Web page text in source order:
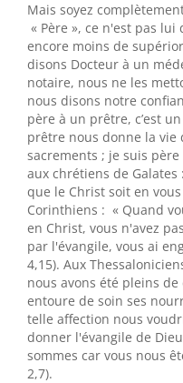
Mais soyez
« Père », ce n'est pas
encore moins de
disons Docteur à un
notaire, nous ne les
nous disons notre
père à un prêtre, c’est
prêtre nous donne la vie
sacrements ; je suis
aux chrétiens de
que le Christ soit en
Corinthiens : « Quand
en Christ, vous n'avez
par l'évangile, vous ai
4,15). Aux
nous avons été pleins
entoure de soin ses
telle affection nous
donner l'évangile de
sommes car vous nous
2,7).